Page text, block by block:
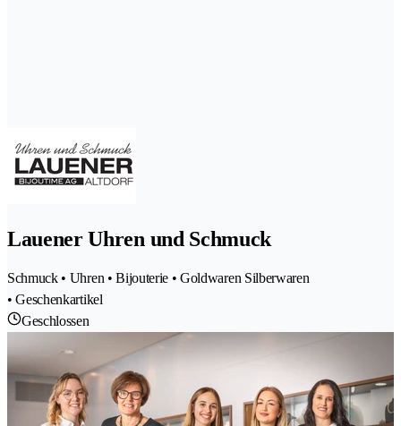
Lauener Uhren und Schmuck
Schmuck • Uhren • Bijouterie • Goldwaren Silberwaren
• Geschenkartikel
Geschlossen